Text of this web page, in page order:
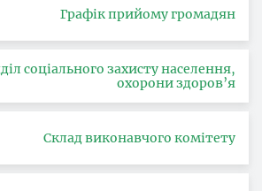
Графік прийому громадян
соціального захисту населення,
охорони здоров’я
Склад виконавчого комітету